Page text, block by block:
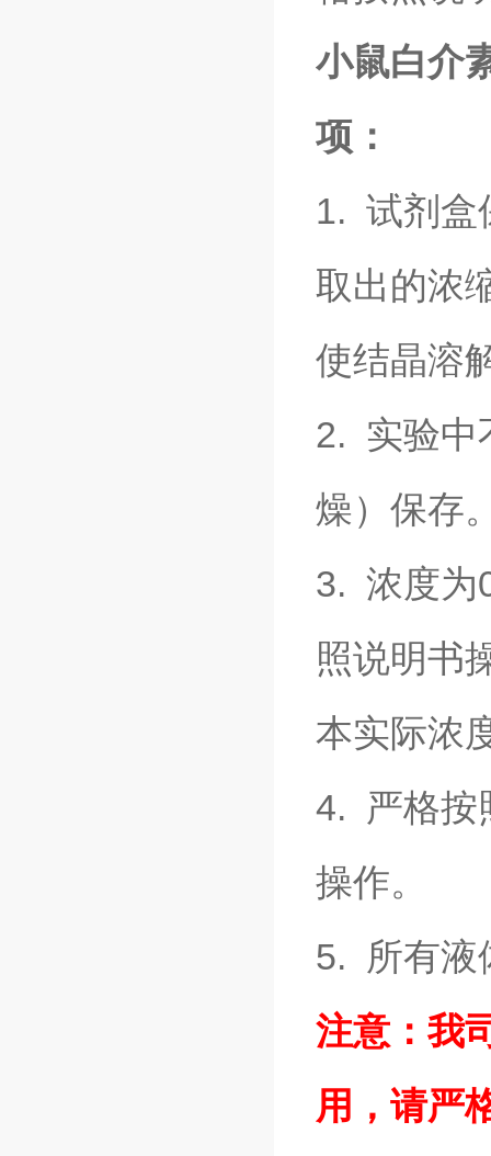
小鼠白介
项：
1. 试剂盒
取出的浓
使结晶溶
2. 实验中
燥）保存
3. 浓度为
照说明书
本实际浓
4. 严格按
操作。
5. 所有液
注意：我
用，请严